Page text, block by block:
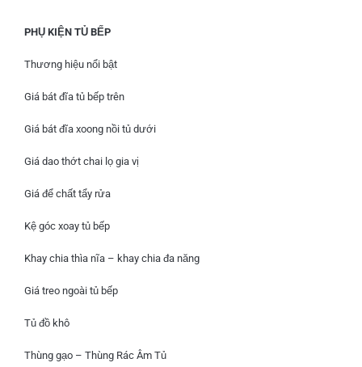
PHỤ KIỆN TỦ BẾP
Thương hiệu nổi bật
Giá bát đĩa tủ bếp trên
Giá bát đĩa xoong nồi tủ dưới
Giá dao thớt chai lọ gia vị
Giá để chất tẩy rửa
Kệ góc xoay tủ bếp
Khay chia thìa nĩa – khay chia đa năng
Giá treo ngoài tủ bếp
Tủ đồ khô
Thùng gạo – Thùng Rác Âm Tủ